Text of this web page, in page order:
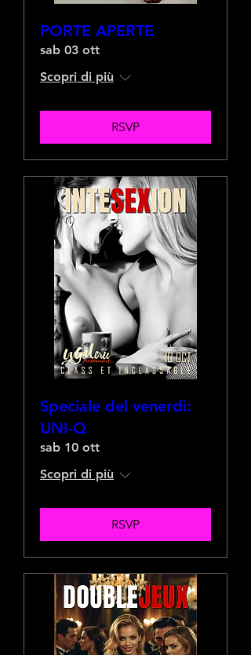
PORTE APERTE
sab 03 ott
Scopri di più
RSVP
Speciale del venerdì:
UNI-Q
sab 10 ott
Scopri di più
RSVP